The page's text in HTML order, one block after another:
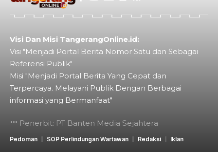
Visi Dan Misi TangerangOnline.id:
Visi "Menjadi Portal Berita Nomor Satu dan Sebagai
Referensi Publik"
Misi "Menjadi Portal Berita Yang Cepat dan
Terpercaya. Melayani Publik Dengan Berbagai
informasi yang Bermanfaat"
Penerbit: PT Banten Media Sejahtera
Pedoman SOP Perlindungan Wartawan Redaksi Iklan